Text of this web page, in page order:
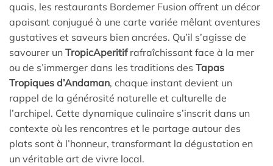
quais, les restaurants Bordemer Fusion offrent un décor
apaisant conjugué à une carte variée mêlant aventures
gustatives et saveurs bien ancrées. Qu’il s’agisse de
savourer un TropicAperitifrafraîchissant face à la mer
ou de s’immerger dans les traditions des Tapas
Tropiques d’Andaman, chaque instant devient un
rappel de la générosité naturelle et culturelle de
l’archipel. Cette dynamique culinaire s’inscrit dans un
contexte où les rencontres et le partage autour des
plats sont à l’honneur, transformant la dégustation en
un véritable art de vivre local.